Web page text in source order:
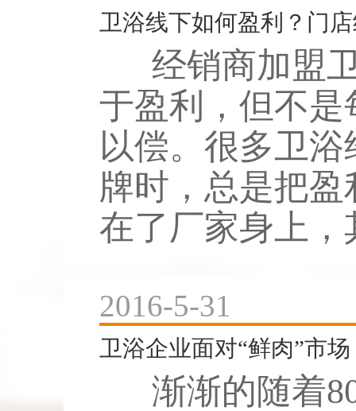
卫浴线下如何盈利？门
经销商加盟卫
于盈利，但不
以偿。很多卫
牌时，总是把
在了厂家身上，
2016-5-31
卫浴企业面对“鲜肉”市
渐渐的随着80